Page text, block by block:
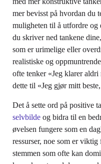
mer bevisst på hvordan du
muligheten til å utfordre og
du skriver ned tankene
som er urimelige eller
realistiske og
ofte tenker «Jeg klarer
dette til «Jeg gjør mitt
Det å sette ord på positive
selvbilde og bidra til en
øvelsen fungere som en
ressurser, noe som er
stemmen som ofte kan